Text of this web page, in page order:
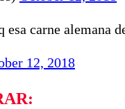
esa carne alemana
12, 2018